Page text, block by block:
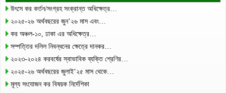
উৎসে কর কর্তন/সংগ্রহ সংক্রান্ত অধিক্ষেত্র…
২০২৫-২৬ অর্থবছরের জুন’২৬ মাস এবং…
কর অঞ্চল-১০, ঢাকা এর অধিক্ষেত্র…
সম্পত্তির দলিল নিবন্ধনের ক্ষেত্রে দানকর…
২০২৩-২০২৪ করবর্ষের স্বাভাবিক ব্যক্তি শ্রেণির…
২০২৫-২৬ অর্থবছরের জুলাই’২৫ মাস থেকে…
মূল্য সংযোজন কর বিষয়ক নির্দেশিকা